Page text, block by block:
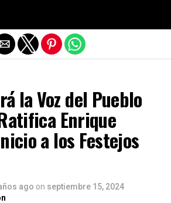
la Voz del Pueblo
Enrique
a los Festejos
ago on septiembre 15, 2024